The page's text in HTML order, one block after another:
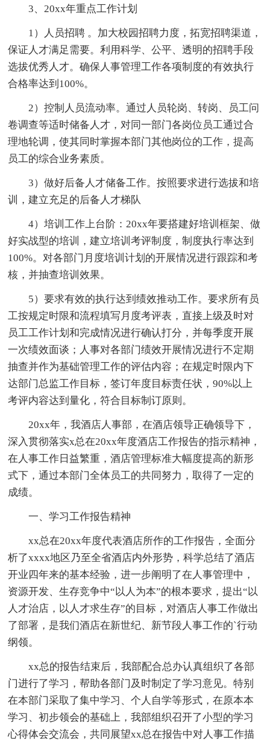
3、20xx年重点工作计划
1）人员招聘 。加大校园招聘力度，拓宽招聘渠道，
保证人才满足需要。利用科学、公平、透明的招聘手段
选拔优秀人才。确保人事管理工作各项制度的有效执行
合格率达到100%。
2）控制人员流动率。通过人员轮岗、转岗、员工问
卷调查等适时储备人才，对同一部门各岗位员工通过合
理地轮调，使其同时掌握本部门其他岗位的工作，提高
员工的综合业务素质。
3）做好后备人才储备工作。按照要求进行选拔和培
训，建立充足的后备人才梯队
4）培训工作上台阶：20xx年要搭建好培训框架、做
好实战型的培训，建立培训考评制度，制度执行率达到
100%。对各部门月度培训计划的开展情况进行跟踪和考
核，并抽查培训效果。
5）要求有效的执行达到绩效推动工作。要求所有员
工按规定时限和流程填写月度考评表，直接上级及时对
员工工作计划和完成情况进行确认打分，并每季度开展
一次绩效面谈；人事对各部门绩效开展情况进行不定期
抽查并作为基础管理工作的评估内容；在规定时限内下
达部门总监工作目标，签订年度目标责任状，90%以上
考评内容达到量化，符合目标制订原则。
20xx年，我酒店人事部，在酒店领导正确领导下，
深入贯彻落实x总在20xx年度酒店工作报告的指示精神，
在人事工作日益繁重，酒店管理标准大幅度提高的新形
式下，通过本部门全体员工的共同努力，取得了一定的
成绩。
一、学习工作报告精神
xx总在20xx年度代表酒店所作的工作报告，全面分
析了xxxx地区乃至全省酒店内外形势，科学总结了酒店
开业四年来的基本经验，进一步阐明了在人事管理中，
资源开发、生存竞争中“以人为本”的根本要求，提出“以
人才治店，以人才求生存”的目标，对酒店人事工作做出
了部署，是我们酒店在新世纪、新节段人事工作的`行动
纲领。
xx总的报告结束后，我部配合总办认真组织了各部
门进行了学习，帮助各部门及时制定了学习意见。特别
在本部门采取了集中学习、个人自学等形式，在原本本
学习、初步领会的基础上，我部组织召开了小型的学习
心得体会交流会，共同展望xx总在报告中对人事工作描